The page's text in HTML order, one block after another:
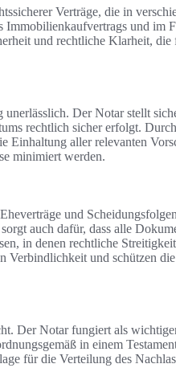
Verträge, die in
Immobilienkaufvertrags und im
und rechtliche Klarheit, die
Der Notar stellt
rechtlich sicher erfolgt.
Einhaltung aller relevanten
minimiert werden.
und
auch dafür, dass alle
in denen rechtliche
Verbindlichkeit und schützen
Der Notar fungiert als
in einem
für die Verteilung des